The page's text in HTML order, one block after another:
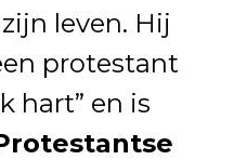
leven. Hij
protestant
hart” en is